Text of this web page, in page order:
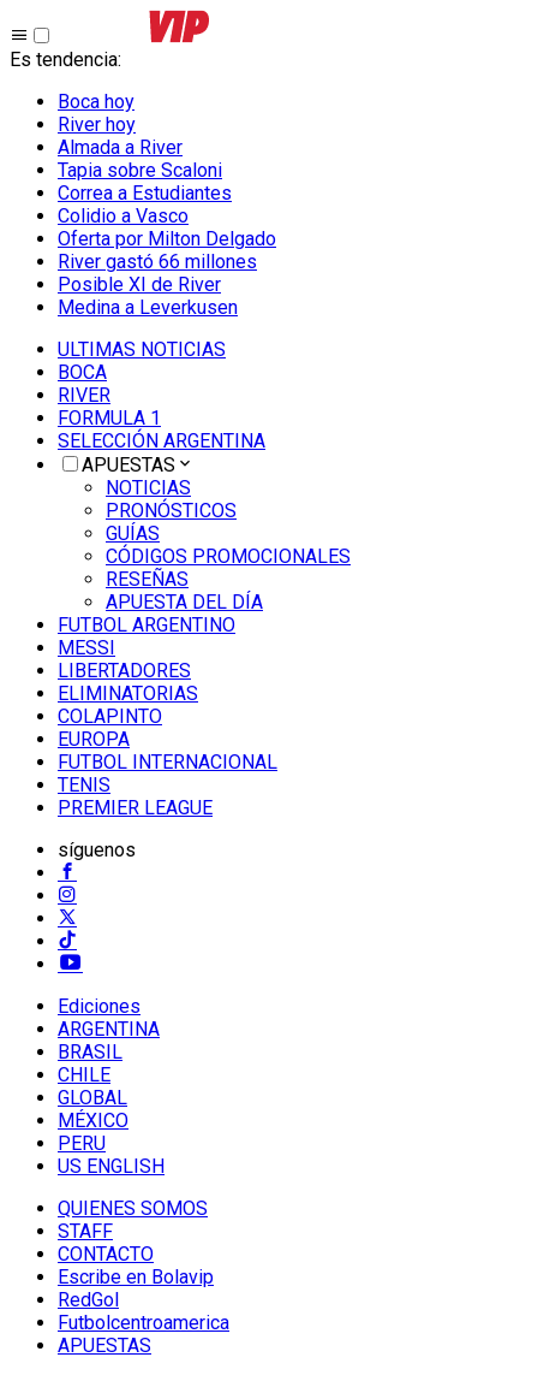
Es tendencia:
Boca hoy
River hoy
Almada a River
Tapia sobre Scaloni
Correa a Estudiantes
Colidio a Vasco
Oferta por Milton Delgado
River gastó 66 millones
Posible XI de River
Medina a Leverkusen
ULTIMAS NOTICIAS
BOCA
RIVER
FORMULA 1
SELECCIÓN ARGENTINA
APUESTAS
NOTICIAS
PRONÓSTICOS
GUÍAS
CÓDIGOS PROMOCIONALES
RESEÑAS
APUESTA DEL DÍA
FUTBOL ARGENTINO
MESSI
LIBERTADORES
ELIMINATORIAS
COLAPINTO
EUROPA
FUTBOL INTERNACIONAL
TENIS
PREMIER LEAGUE
síguenos
Ediciones
ARGENTINA
BRASIL
CHILE
GLOBAL
MÉXICO
PERU
US ENGLISH
QUIENES SOMOS
STAFF
CONTACTO
Escribe en Bolavip
RedGol
Futbolcentroamerica
APUESTAS